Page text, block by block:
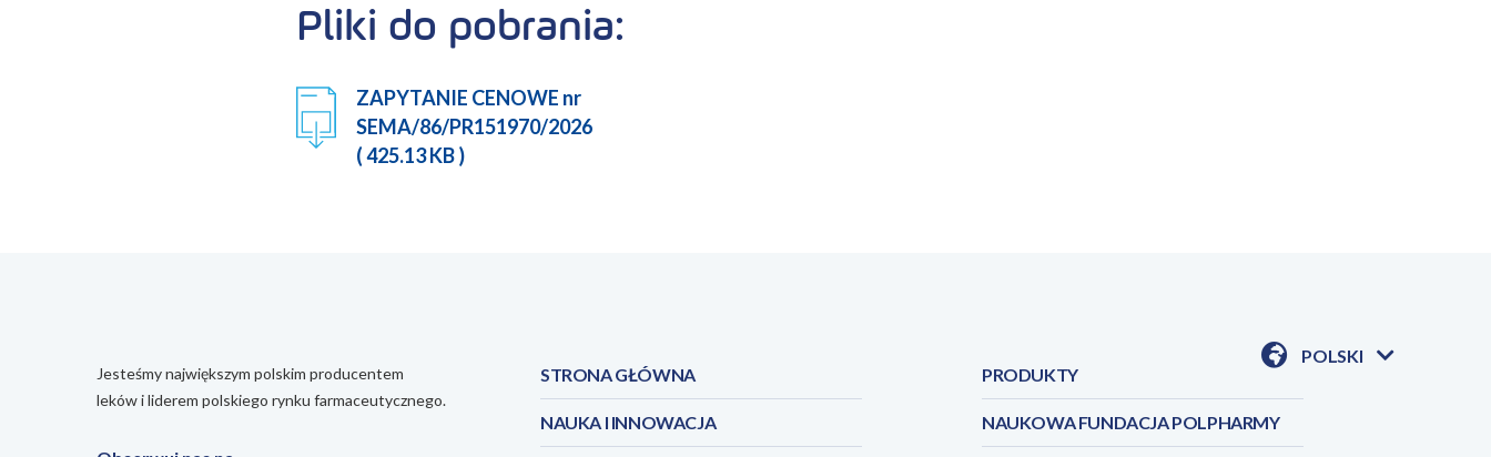
Pliki do pobrania:
ZAPYTANIE CENOWE nr
SEMA/86/PR151970/2026
( 425.13 KB )
POLSKI
Jesteśmy największym polskim producentem
leków i liderem polskiego rynku farmaceutycznego.
STRONA GŁÓWNA
NAUKA I INNOWACJA
PRODUKTY
NAUKOWA FUNDACJA POLPHARMY